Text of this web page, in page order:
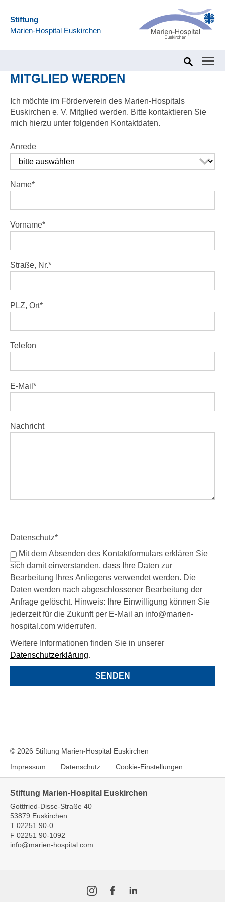
Stiftung
Marien-Hospital Euskirchen
Home Über uns Förderverein des Marien-Hospitals
MITGLIED WERDEN
Ich möchte im Förderverein des Marien-Hospitals
Euskirchen e. V. Mitglied werden. Bitte kontaktieren Sie
mich hierzu unter folgenden Kontaktdaten.
Anrede
Name*
Vorname*
Straße, Nr.*
PLZ, Ort*
Telefon
E-Mail *
Nachricht
Datenschutz*
Mit dem Absenden des Kontaktformulars erklären Sie
sich damit einverstanden, dass Ihre Daten zur
Bearbeitung Ihres Anliegens verwendet werden. Die
Daten werden nach abgeschlossener Bearbeitung der
Anfrage gelöscht. Hinweis: Ihre Einwilligung können Sie
jederzeit für die Zukunft per E-Mail an info@marien-
hospital.com widerrufen.
Weitere Informationen finden Sie in unserer
Datenschutzerklärung.
© 2026 Stiftung Marien-Hospital Euskirchen
Impressum
Datenschutz Cookie-Einstellungen
Stiftung Marien-Hospital Euskirchen
Gottfried-Disse-Straße 40
53879 Euskirchen
T 02251 90-0
F 02251 90-1092
info@marien-hospital.com